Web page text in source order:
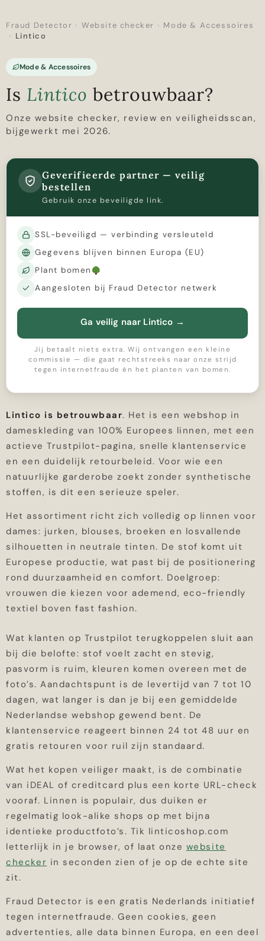
Fraud Detector › Website checker › Mode & Accessoires
› Lintico
Mode & Accessoires
Is Lintico betrouwbaar?
Onze website checker, review en veiligheidsscan,
bijgewerkt mei 2026.
Geverifieerde partner — veilig
bestellen
Gebruik onze beveiligde link.
SSL-beveiligd — verbinding versleuteld
Gegevens blijven binnen Europa (EU)
Plant bomen
Aangesloten bij Fraud Detector netwerk
Ga veilig naar Lintico →
Jij betaalt niets extra. Wij ontvangen een kleine
commissie — die gaat rechtstreeks naar onze strijd
tegen internetfraude én het planten van bomen.
Lintico is betrouwbaar. Het is een webshop in
dameskleding van 100% Europees linnen, met een
actieve Trustpilot-pagina, snelle klantenservice
en een duidelijk retourbeleid. Voor wie een
natuurlijke garderobe zoekt zonder synthetische
stoffen, is dit een serieuze speler.
Het assortiment richt zich volledig op linnen voor
dames: jurken, blouses, broeken en losvallende
silhouetten in neutrale tinten. De stof komt uit
Europese productie, wat past bij de positionering
rond duurzaamheid en comfort. Doelgroep:
vrouwen die kiezen voor ademend, eco-friendly
textiel boven fast fashion.
Wat klanten op Trustpilot terugkoppelen sluit aan
bij die belofte: stof voelt zacht en stevig,
pasvorm is ruim, kleuren komen overeen met de
foto’s. Aandachtspunt is de levertijd van 7 tot 10
dagen, wat langer is dan je bij een gemiddelde
Nederlandse webshop gewend bent. De
klantenservice reageert binnen 24 tot 48 uur en
gratis retouren voor ruil zijn standaard.
Wat het kopen veiliger maakt, is de combinatie
van iDEAL of creditcard plus een korte URL-check
vooraf. Linnen is populair, dus duiken er
regelmatig look-alike shops op met bijna
identieke productfoto’s. Tik linticoshop.com
letterlijk in je browser, of laat onze website
checker in seconden zien of je op de echte site
zit.
Fraud Detector is een gratis Nederlands initiatief
tegen internetfraude. Geen cookies, geen
advertenties, alle data binnen Europa, en een deel